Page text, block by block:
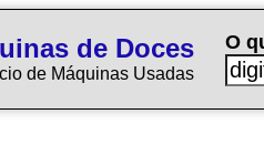
de Doces
de Máquinas Usadas
O